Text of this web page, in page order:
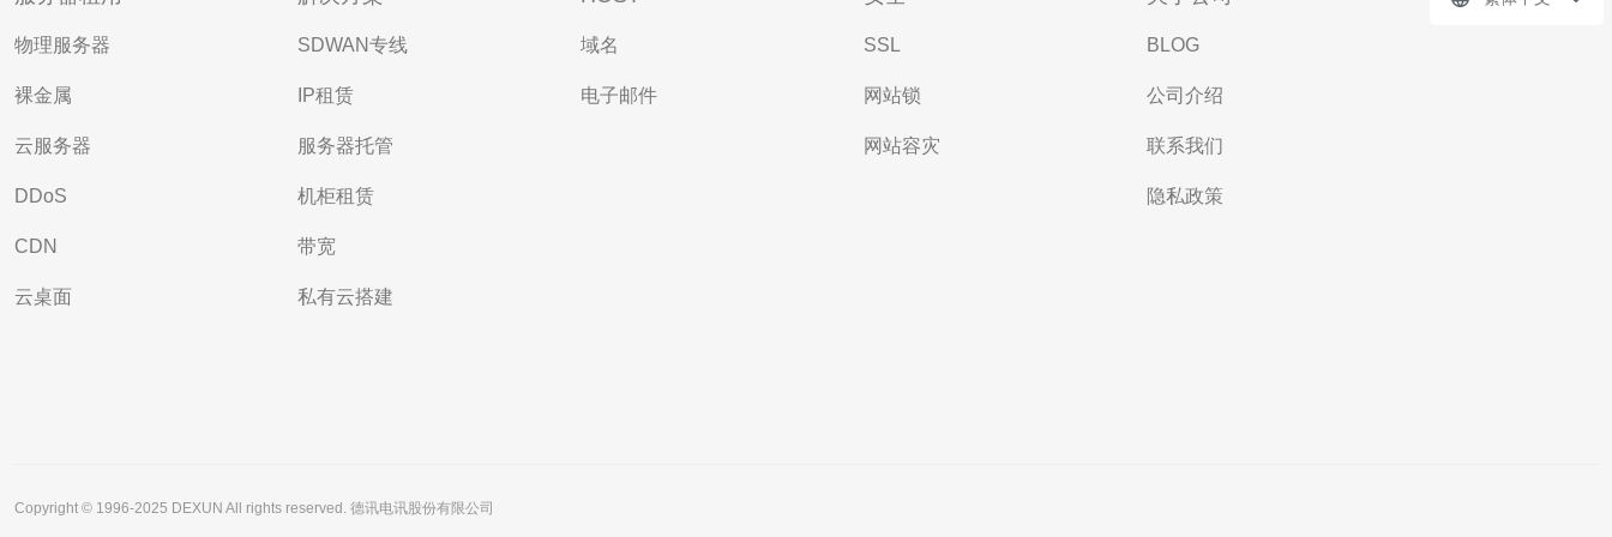
物理服务器
裸金属
云服务器
DDoS
CDN
云桌面
SDWAN专线
IP租赁
服务器托管
机柜租赁
带宽
私有云搭建
域名
电子邮件
SSL
网站锁
网站容灾
BLOG
公司介绍
联系我们
隐私政策
Copyright © 1996-2025 DEXUN All rights reserved. 德讯电讯股份有限公司